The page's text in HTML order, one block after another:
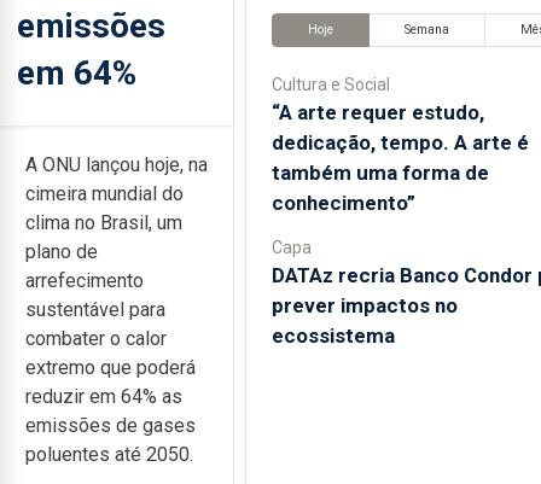
emissões
em 64%
A ONU lançou hoje, na
cimeira mundial do
clima no Brasil, um
plano de
arrefecimento
sustentável para
combater o calor
extremo que poderá
reduzir em 64% as
emissões de gases
poluentes até 2050.
Hoje Semana
Cultura e Social
“A arte requer estudo,
dedicação, tempo. A arte é
também uma forma de
conhecimento”
Capa
DATAz recria Banco Condor
prever impactos no
ecossistema